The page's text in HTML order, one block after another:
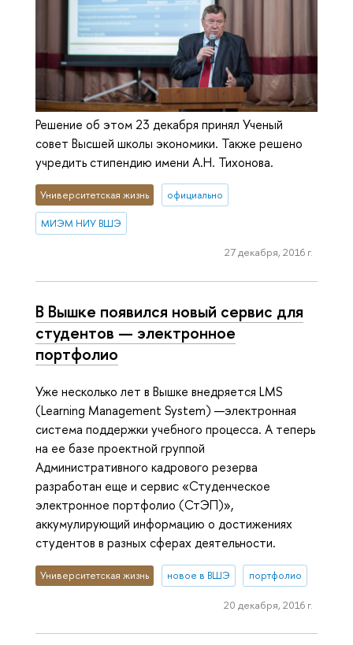
Решение об этом 23 декабря принял Ученый
совет Высшей школы экономики. Также решено
учредить стипендию имени А.Н. Тихонова.
Университетская жизнь официально
МИЭМ НИУ ВШЭ
27 декабря, 2016 г.
В Вышке появился новый сервис для
студентов — электронное
портфолио
Уже несколько лет в Вышке внедряется LMS
(Learning Management System) —электронная
система поддержки учебного процесса. А теперь
на ее базе проектной группой
Административного кадрового резерва
разработан еще и сервис «Студенческое
электронное портфолио (СтЭП)»,
аккумулирующий информацию о достижениях
студентов в разных сферах деятельности.
Университетская жизнь новое в ВШЭ портфолио
20 декабря, 2016 г.